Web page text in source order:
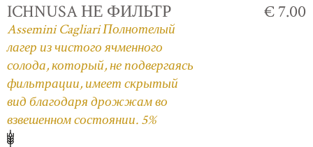
ICHNUSA НЕ ФИЛЬТР
Assemini Cagliari Полнотелый
лагер из чистого ячменного
солода, который, не подвергаясь
фильтрации, имеет скрытый
вид благодаря дрожжам во
взвешенном состоянии. 5%
€ 7.00